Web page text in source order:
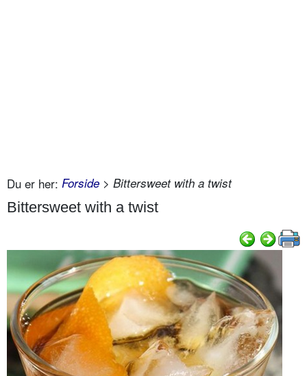
Du er her: Forside > Bittersweet with a twist
Bittersweet with a twist